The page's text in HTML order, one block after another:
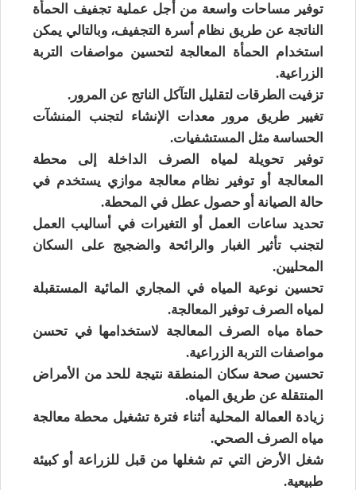
توفير مساحات واسعة من أجل عملية تجفيف الحمأة
الناتجة عن طريق نظام أسرة التجفيف، وبالتالي يمكن
استخدام الحمأة المعالجة لتحسين مواصفات التربة
الزراعية.
تزفيت الطرقات لتقليل التآكل الناتج عن المرور.
تغيير طريق مرور معدات الإنشاء لتجنب المنشآت
الحساسة مثل المستشفيات.
توفير تحويلة لمياه الصرف الداخلة إلى محطة
المعالجة أو توفير نظام معالجة موازي يستخدم في
حالة الصيانة أو حصول عطل في المحطة.
تحديد ساعات العمل أو التغيرات في أساليب العمل
لتجنب تأثير الغبار والرائحة والضجيج على السكان
المحليين.
تحسين نوعية المياه في المجاري المائية المستقبلة
لمياه الصرف توفير المعالجة.
حماة مياه الصرف المعالجة لاستخدامها في تحسن
مواصفات التربة الزراعية.
تحسين صحة سكان المنطقة نتيجة للحد من الأمراض
المنتقلة عن طريق المياه.
زيادة العمالة المحلية أثناء فترة تشغيل محطة معالجة
مياه الصرف الصحي.
شغل الأرض التي تم شغلها من قبل للزراعة أو كبيئة
طبيعية.